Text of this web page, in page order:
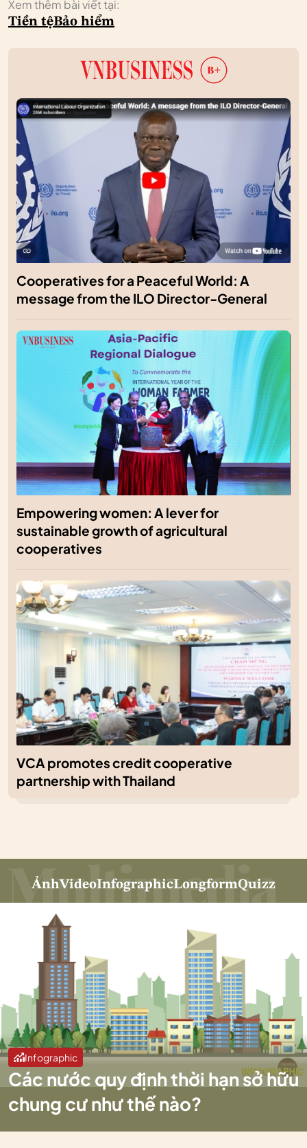
Xem thêm bài viết tại:
Tiền tệBảo hiểm
Cooperatives for a Peaceful World: A
message from the ILO Director-General
Empowering women: A lever for
sustainable growth of agricultural
cooperatives
VCA promotes credit cooperative
partnership with Thailand
ẢnhVideoInfographicLongformQuizz
Infographic
Các nước quy định thời hạn sở hữu
chung cư như thế nào?